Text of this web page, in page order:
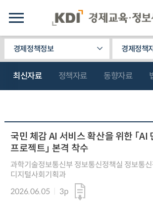
경제정책정보 경제정책
최신자료 정책자료 동향자료
국민 체감 AI 서비스 확산을 위한 「AI
프로젝트」 본격 착수
과학기술정보통신부 정보통신정책실 정보통
디지털사회기획과
2026.06.05
3p